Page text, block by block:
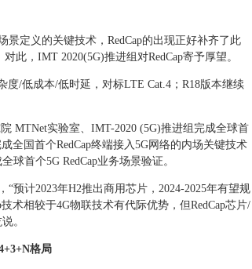
景定义的关键技术，RedCap的出现正好补齐了此
此，IMT 2020(5G)推进组对RedCap寄予厚望。
度/低成本/低时延，对标LTE Cat.4；R18版本继续
MTNet实验室、IMT-2020 (5G)推进组完成全球首
全国首个RedCap终端接入5G网络的内场关键技术
球首个5G RedCap业务场景验证。
预计2023年H2推出商用芯片，2024-2025年有望规
术相较于4G物联技术有代际优势，但RedCap芯片/
。
格局